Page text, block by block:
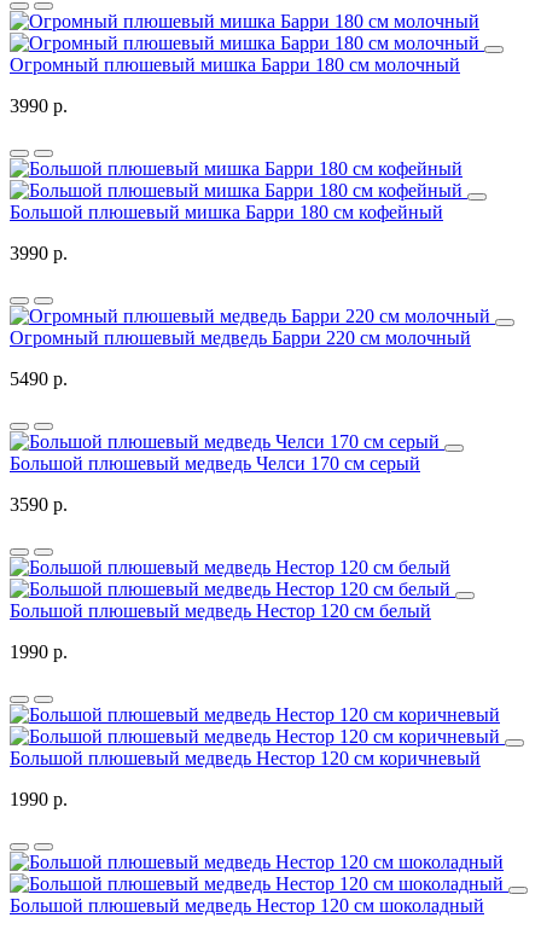
Огромный плюшевый мишка Барри 180 см молочный
3990 р.
Большой плюшевый мишка Барри 180 см кофейный
3990 р.
Огромный плюшевый медведь Барри 220 см молочный
5490 р.
Большой плюшевый медведь Челси 170 см серый
3590 р.
Большой плюшевый медведь Нестор 120 см белый
1990 р.
Большой плюшевый медведь Нестор 120 см коричневый
1990 р.
Большой плюшевый медведь Нестор 120 см шоколадный